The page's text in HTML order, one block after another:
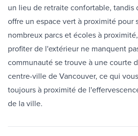
un lieu de retraite confortable, tandis
offre un espace vert à proximité pour
nombreux parcs et écoles à
profiter de l'extérieur ne manquent
communauté se trouve à une courte
centre-ville de Vancouver, ce qui
toujours à proximité de
de la ville.